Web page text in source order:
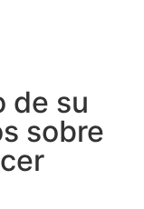
de su
sobre